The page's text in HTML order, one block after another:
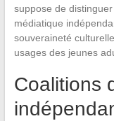
suppose de
médiatique
souveraineté
usages des jeunes
Coalitions